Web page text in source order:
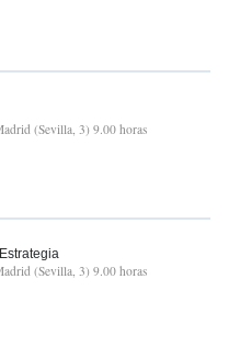
(Sevilla, 3) 9.00 horas
(Sevilla, 3) 9.00 horas